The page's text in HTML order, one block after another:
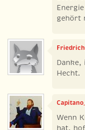
gehört
Friedrich
Hecht.
Wenn
hat,